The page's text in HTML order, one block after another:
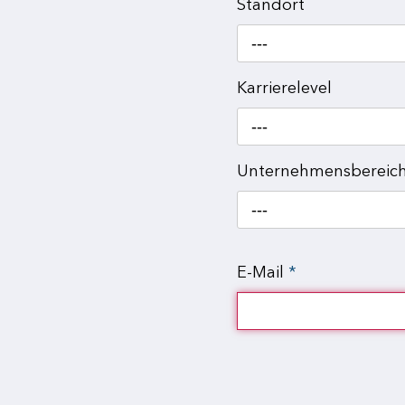
Standort
---
Karrierelevel
---
Unternehmensbereich
---
E-Mail *